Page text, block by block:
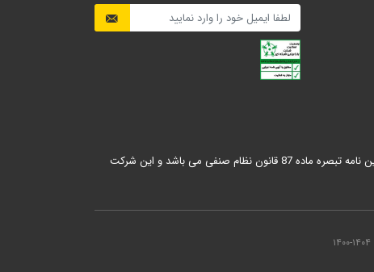
فعالیت شرکت خانواده تحول آفرین خورشید زیبا (سان‌تیم) بصورت یک شخص حقوقی مستقل ، دارای پروانه کسب بازاریابی شبکه ای مطابق آئین نامه تبصره ماده 87 قانون نظام صنفی می باشد و این شرکت